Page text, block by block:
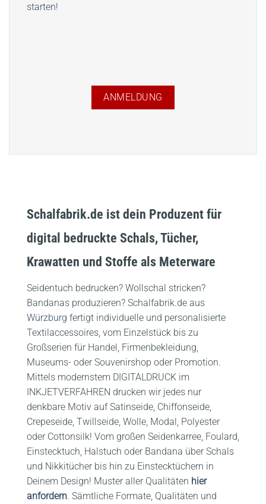
starten!
ANMELDUNG
Schalfabrik.de ist dein Produzent für
digital bedruckte Schals, Tücher,
Krawatten und Stoffe als Meterware
Seidentuch bedrucken? Wollschal stricken?
Bandanas produzieren? Schalfabrik.de aus
Würzburg fertigt individuelle und personalisierte
Textilaccessoires, vom Einzelstück bis zu
Großserien für Handel, Firmenbekleidung,
Museums- oder Souvenirshop oder Promotion.
Mittels modernstem DIGITALDRUCK im
INKJETVERFAHREN drucken wir jedes nur
denkbare Motiv auf Satinseide, Chiffonseide,
Crepeseide, Twillseide, Wolle, Modal, Polyester
oder Cottonsilk! Vom großen Seidenkarree, Foulard,
Einstecktuch, Halstuch oder Bandana über Schals
und Nikkitücher bis hin zu Einstecktüchern in
Deinem Design! Muster aller Qualitäten hier
anfordern. Sämtliche Formate, Qualitäten und